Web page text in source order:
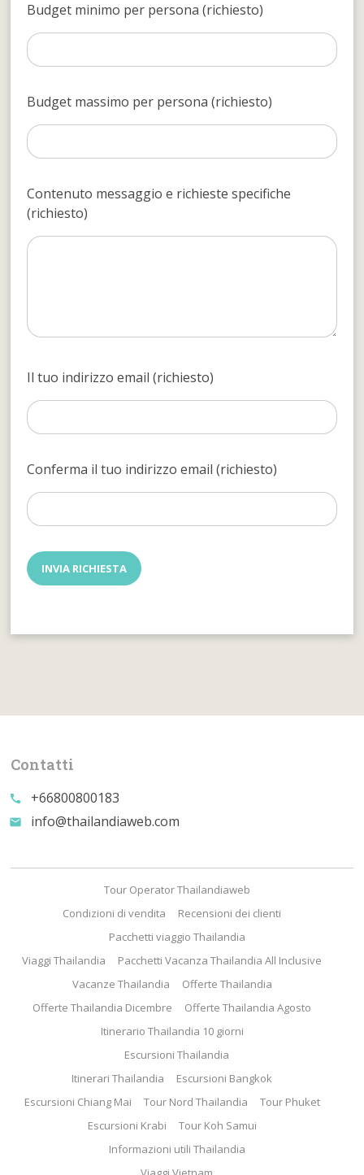
Budget minimo per persona (richiesto)
Budget massimo per persona (richiesto)
Contenuto messaggio e richieste specifiche
(richiesto)
Il tuo indirizzo email (richiesto)
Conferma il tuo indirizzo email (richiesto)
Contatti
call +66800800183
email info@thailandiaweb.com
Tour Operator Thailandiaweb
Condizioni di vendita
Recensioni dei clienti
Pacchetti viaggio Thailandia
Viaggi Thailandia
Pacchetti Vacanza Thailandia All Inclusive
Vacanze Thailandia
Offerte Thailandia
Offerte Thailandia Dicembre
Offerte Thailandia Agosto
Itinerario Thailandia 10 giorni
Escursioni Thailandia
Itinerari Thailandia
Escursioni Bangkok
Escursioni Chiang Mai
Tour Nord Thailandia
Tour Phuket
Escursioni Krabi
Tour Koh Samui
Informazioni utili Thailandia